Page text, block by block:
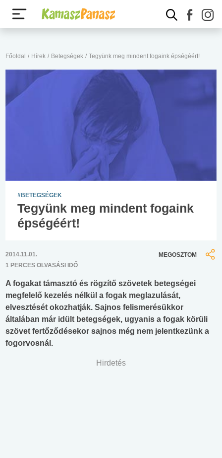
Főoldal / Hírek / Betegségek / Tegyünk meg mindent fogaink épségéért!
#BETEGSÉGEK
Tegyünk meg mindent fogaink
épségéért!
2014.11.01.
1 PERCES OLVASÁSI IDŐ
MEGOSZTOM
A fogakat támasztó és rögzítő szövetek betegségei
megfelelő kezelés nélkül a fogak meglazulását,
elvesztését okozhatják. Sajnos felismerésükkor
általában már idült betegségek, ugyanis a fogak körüli
szövet fertőződésekor sajnos még nem jelentkezünk a
fogorvosnál.
Hirdetés